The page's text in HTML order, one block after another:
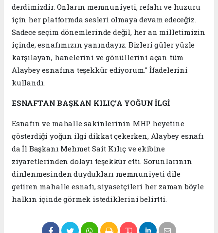
derdimizdir. Onların memnuniyeti, refahı ve huzuru
için her platformda sesleri olmaya devam edeceğiz.
Sadece seçim dönemlerinde değil, her an milletimizin
içinde, esnafımızın yanındayız. Bizleri güler yüzle
karşılayan, hanelerini ve gönüllerini açan tüm
Alaybey esnafına teşekkür ediyorum." İfadelerini
kullandı.
ESNAFTAN BAŞKAN KILIÇ’A YOĞUN İLGİ
Esnafın ve mahalle sakinlerinin MHP heyetine
gösterdiği yoğun ilgi dikkat çekerken, Alaybey esnafı
da İl Başkanı Mehmet Sait Kılıç ve ekibine
ziyaretlerinden dolayı teşekkür etti. Sorunlarının
dinlenmesinden duydukları memnuniyeti dile
getiren mahalle esnafı, siyasetçileri her zaman böyle
halkın içinde görmek istediklerini belirtti.